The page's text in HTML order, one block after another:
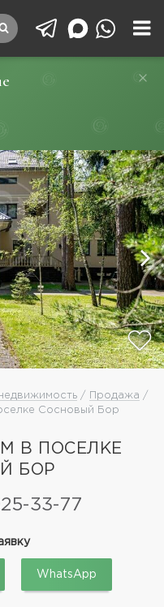
/ Продажа /
Сосновый Бор
В ПОСЕЛКЕ
БОР
33-77
WhatsApp